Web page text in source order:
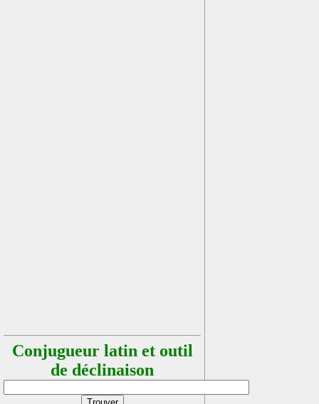
Conjugueur latin et outil
de déclinaison